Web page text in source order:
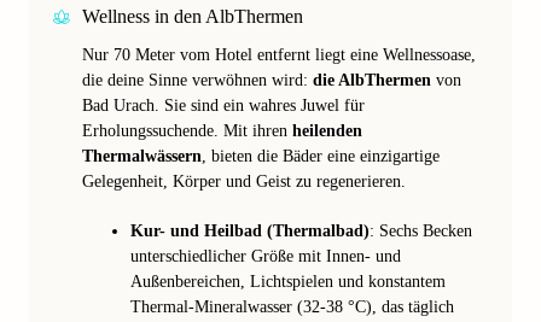
Wellness in den AlbThermen
Nur 70 Meter vom Hotel entfernt liegt eine Wellnessoase,
die deine Sinne verwöhnen wird: die AlbThermen von
Bad Urach. Sie sind ein wahres Juwel für
Erholungssuchende. Mit ihren heilenden
Thermalwässern, bieten die Bäder eine einzigartige
Gelegenheit, Körper und Geist zu regenerieren.
Kur- und Heilbad (Thermalbad): Sechs Becken
unterschiedlicher Größe mit Innen- und
Außenbereichen, Lichtspielen und konstantem
Thermal-Mineralwasser (32-38 °C), das täglich